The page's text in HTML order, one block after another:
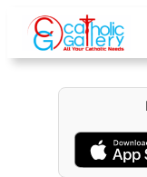
content